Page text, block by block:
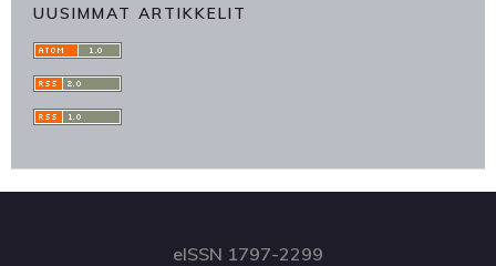
UUSIMMAT ARTIKKELIT
eISSN 1797-2299